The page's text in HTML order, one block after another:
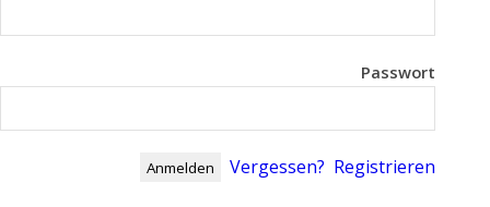
Passwort
Vergessen? Registrieren